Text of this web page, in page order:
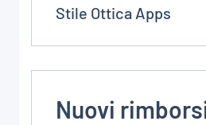
Stile Ottica Apps
Nuovi